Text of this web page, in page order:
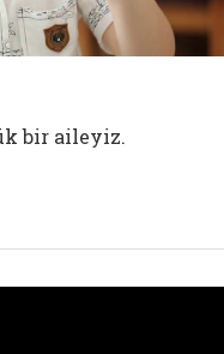
bir aileyiz.